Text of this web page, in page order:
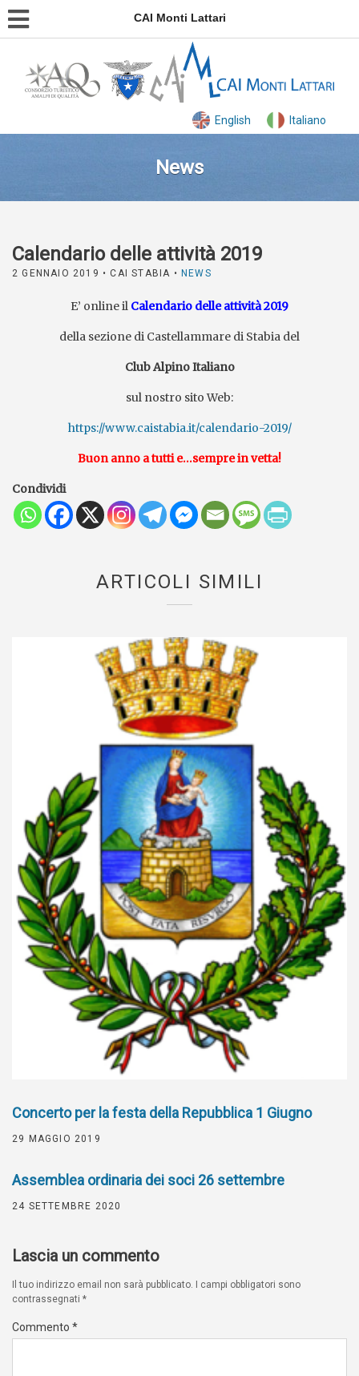
CAI Monti Lattari
English Italiano
News
Calendario delle attività 2019
2 GENNAIO 2019 • CAI STABIA •NEWS
E’ online il Calendario delle attività 2019
della sezione di Castellammare di Stabia del
Club Alpino Italiano
sul nostro sito Web:
https://www.caistabia.it/calendario-2019/
Buon anno a tutti e…sempre in vetta!
Condividi
ARTICOLI SIMILI
Concerto per la festa della Repubblica 1 Giugno
29 MAGGIO 2019
Assemblea ordinaria dei soci 26 settembre
24 SETTEMBRE 2020
Lascia un commento
Il tuo indirizzo email non sarà pubblicato.
I campi obbligatori sono
contrassegnati *
Commento *